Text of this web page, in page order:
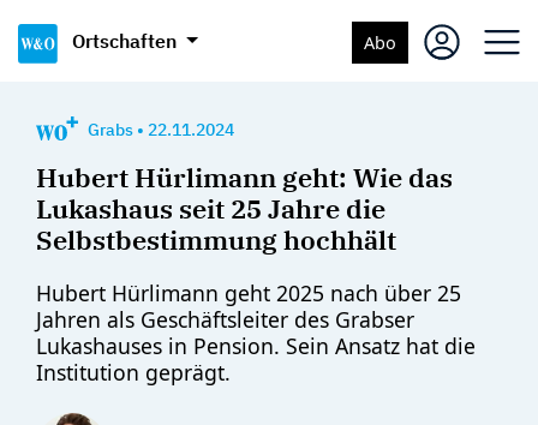
Ortschaften Abo
Grabs • 22.11.2024
Hubert Hürlimann geht: Wie das
Lukashaus seit 25 Jahre die
Selbstbestimmung hochhält
Hubert Hürlimann geht 2025 nach über 25
Jahren als Geschäftsleiter des Grabser
Lukashauses in Pension. Sein Ansatz hat die
Institution geprägt.